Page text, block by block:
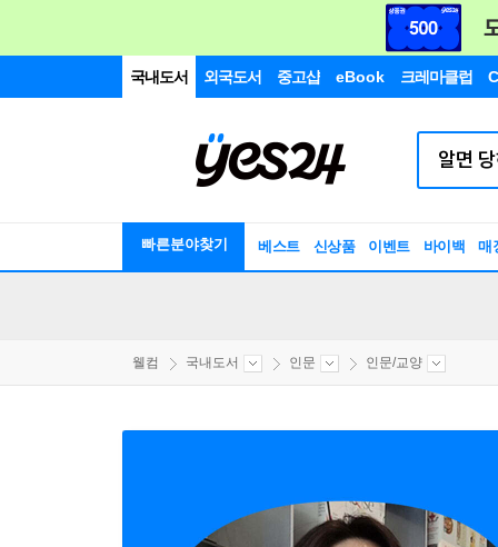
국내도서 외국도서 중고샵 eBook 크레마클럽
빠른분야찾기 베스트 신상품 이벤트 바이백 매
웰컴 국내도서 인문 인문/교양